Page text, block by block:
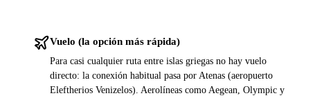
Vuelo (la opción más rápida)
Para casi cualquier ruta entre islas griegas no hay vuelo
directo: la conexión habitual pasa por Atenas (aeropuerto
Eleftherios Venizelos). Aerolíneas como Aegean, Olympic y